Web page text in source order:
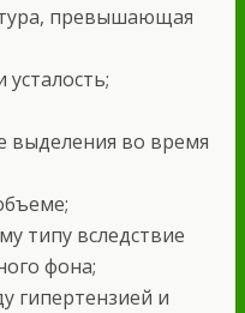
превышающая
усталость;
выделения во время
типу вследствие
фона;
гипертензией и